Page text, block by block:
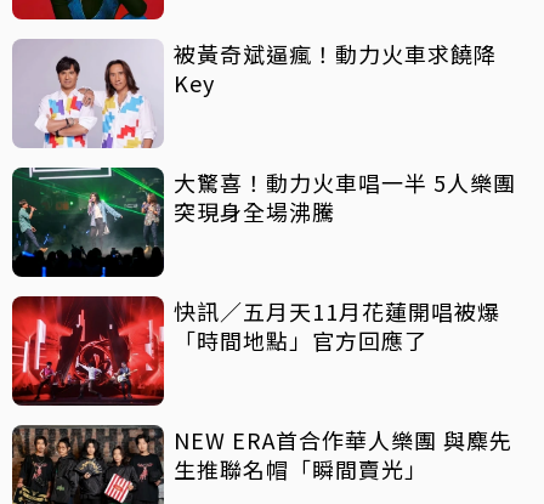
被黃奇斌逼瘋！動力火車求饒降
Key
大驚喜！動力火車唱一半 5人樂團
突現身全場沸騰
快訊／五月天11月花蓮開唱被爆
「時間地點」官方回應了
NEW ERA首合作華人樂團 與麋先
生推聯名帽「瞬間賣光」